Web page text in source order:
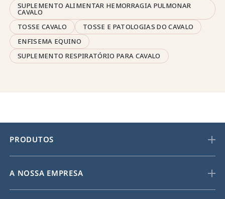
SUPLEMENTO ALIMENTAR HEMORRAGIA PULMONAR
CAVALO
TOSSE CAVALO
TOSSE E PATOLOGIAS DO CAVALO
ENFISEMA EQUINO
SUPLEMENTO RESPIRATÓRIO PARA CAVALO
PRODUTOS
A NOSSA EMPRESA